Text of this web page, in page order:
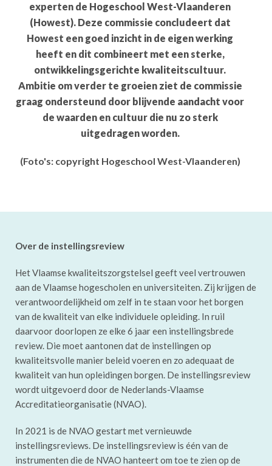
experten de Hogeschool West-Vlaanderen
(Howest). Deze commissie concludeert dat
Howest een goed inzicht in de eigen werking
heeft en dit combineert met een sterke,
ontwikkelingsgerichte kwaliteitscultuur.
Ambitie om verder te groeien ziet de commissie
graag ondersteund door blijvende aandacht voor
de waarden en cultuur die nu zo sterk
uitgedragen worden.
(Foto's: copyright Hogeschool West-Vlaanderen)
Over de instellingsreview
Het Vlaamse kwaliteitszorgstelsel geeft veel vertrouwen
aan de Vlaamse hogescholen en universiteiten. Zij krijgen de
verantwoordelijkheid om zelf in te staan voor het borgen
van de kwaliteit van elke individuele opleiding. In ruil
daarvoor doorlopen ze elke 6 jaar een instellingsbrede
review. Die moet aantonen dat de instellingen op
kwaliteitsvolle manier beleid voeren en zo adequaat de
kwaliteit van hun opleidingen borgen. De instellingsreview
wordt uitgevoerd door de Nederlands-Vlaamse
Accreditatieorganisatie (NVAO).
In 2021 is de NVAO gestart met vernieuwde
instellingsreviews. De instellingsreview is één van de
instrumenten die de NVAO hanteert om toe te zien op de